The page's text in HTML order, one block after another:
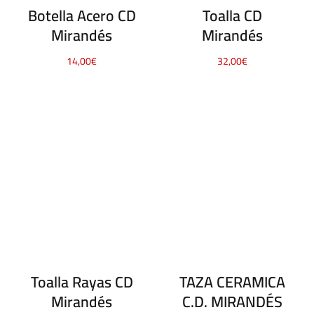
Botella Acero CD
Mirandés
14,00€
Toalla CD
Mirandés
32,00€
Toalla Rayas CD
Mirandés
TAZA CERAMICA
C.D. MIRANDÉS